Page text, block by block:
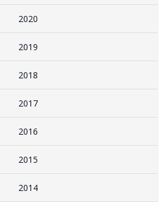
2020
2019
2018
2017
2016
2015
2014